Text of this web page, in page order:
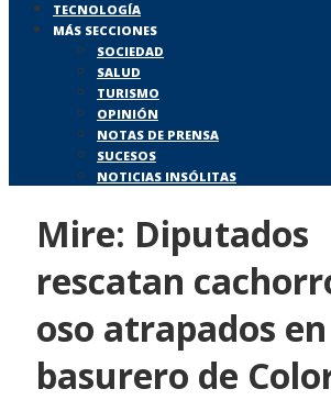
TECNOLOGÍA
MÁS SECCIONES
SOCIEDAD
SALUD
TURISMO
OPINIÓN
NOTAS DE PRENSA
SUCESOS
NOTICIAS INSÓLITAS
Mire: Diputados
rescatan
oso atrapados
basurero de